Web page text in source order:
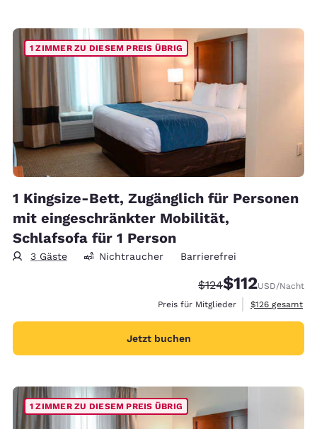
1 ZIMMER ZU DIESEM PREIS ÜBRIG
1 Kingsize-Bett, Zugänglich für Personen
mit eingeschränkter Mobilität,
Schlafsofa für 1 Person
3 Gäste Nichtraucher Barrierefrei
Durchgestrichener
$124Vergünstigter
$112USD/Nacht
Preis für Mitglieder
Geschätzte
$126 gesamt
Jetzt buchen
1 ZIMMER ZU DIESEM PREIS ÜBRIG